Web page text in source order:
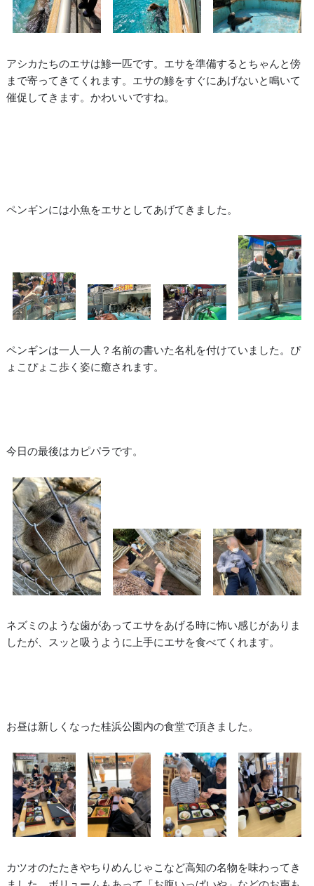
アシカたちのエサは鯵一匹です。エサを準備するとちゃんと傍
まで寄ってきてくれます。エサの鯵をすぐにあげないと鳴いて
催促してきます。かわいいですね。
ペンギンには小魚をエサとしてあげてきました。
ペンギンは一人一人？名前の書いた名札を付けていました。ぴ
ょこぴょこ歩く姿に癒されます。
今日の最後はカピパラです。
ネズミのような歯があってエサをあげる時に怖い感じがありま
したが、スッと吸うように上手にエサを食べてくれます。
お昼は新しくなった桂浜公園内の食堂で頂きました。
カツオのたたきやちりめんじゃこなど高知の名物を味わってき